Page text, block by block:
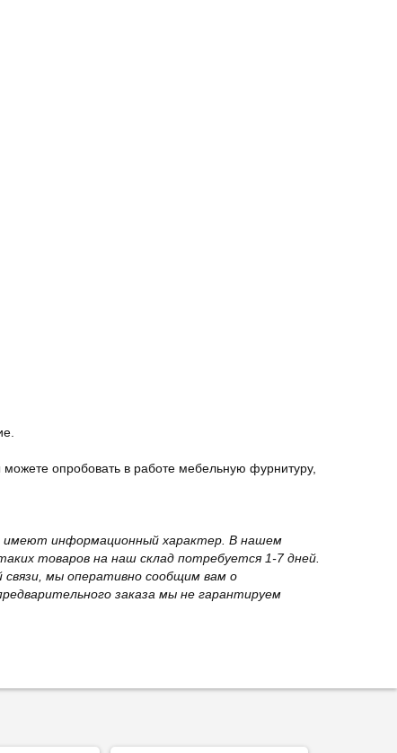
опробовать в работе мебельную фурнитуру,
имеют информационный характер. В нашем
товаров на наш склад потребуется 1-7 дней.
мы оперативно сообщим вам о
заказа мы не гарантируем